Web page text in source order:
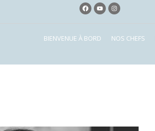
BIENVENUE À BORD NOS CHEFS